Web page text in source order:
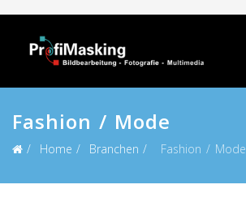
Fashion / Mode
Home Branchen Fashion / Mode